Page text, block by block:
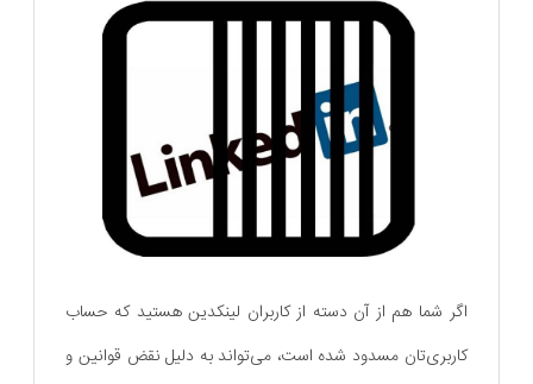
اگر شما هم از آن دسته از کاربران لینکدین هستید که حساب
کاربری‌تان مسدود شده است، می‌تواند به دلیل نقض قوانین و